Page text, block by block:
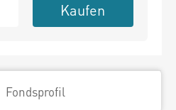
Kaufen
Fondsprofil